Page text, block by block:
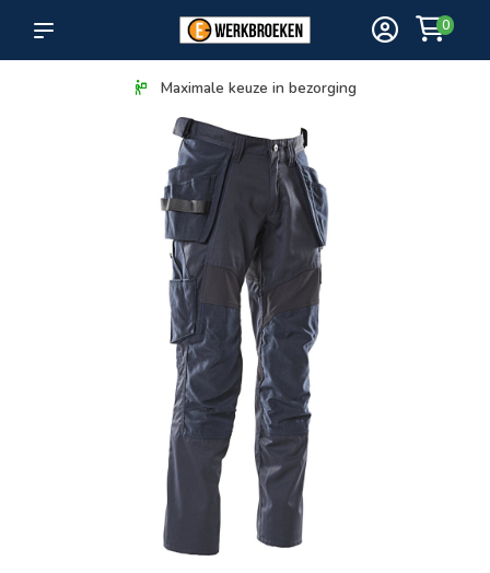
0
Maximale keuze in bezorging